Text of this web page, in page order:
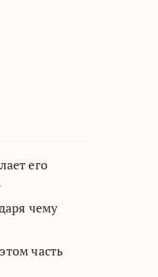
его
чему
часть